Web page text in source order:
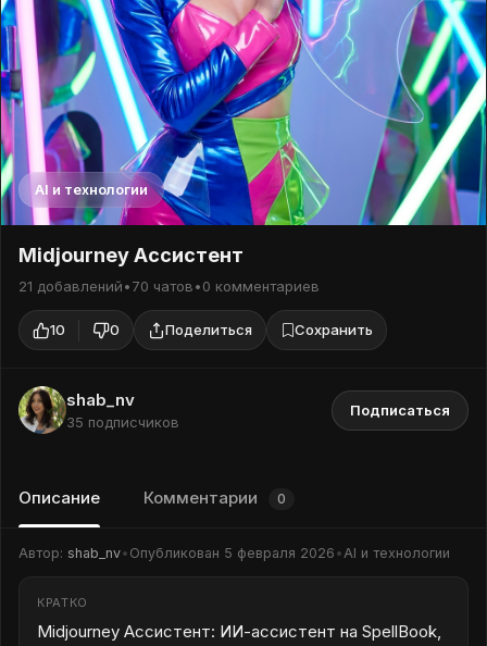
AI и технологии
Midjourney Ассистент
21 добавлений•70 чатов•0 комментариев
10 0 Поделиться Сохранить
shab_nv
35 подписчиков
Подписаться
Описание Комментарии 0
Автор: shab_nv• Опубликован 5 февраля 2026 •AI и технологии
КРАТКО
Midjourney Ассистент: ИИ-ассистент на SpellBook,